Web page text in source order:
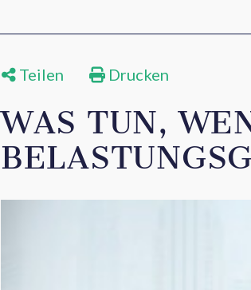
Teilen Drucken
WAS TUN,